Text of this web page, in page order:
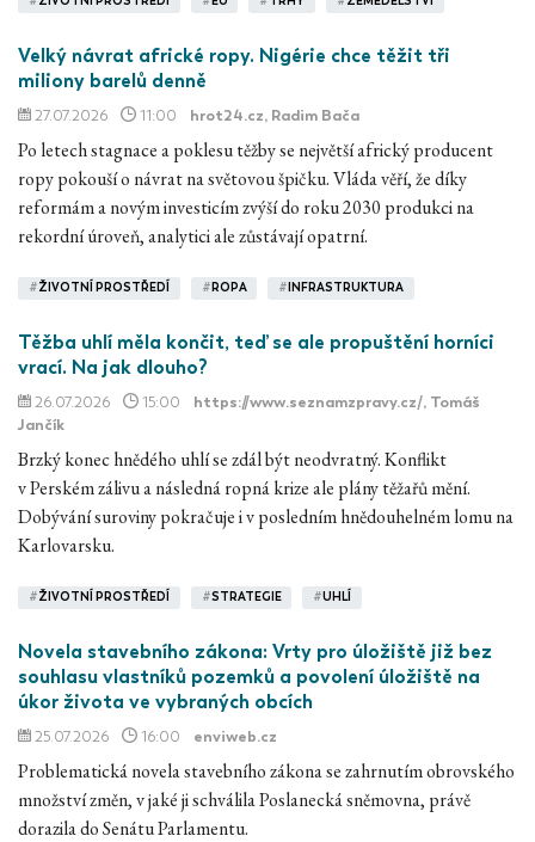
Velký návrat africké ropy. Nigérie chce těžit tři
miliony barelů denně
27.07.2026 11:00 hrot24.cz, Radim Bača
Po letech stagnace a poklesu těžby se největší africký producent
ropy pokouší o návrat na světovou špičku. Vláda věří, že díky
reformám a novým investicím zvýší do roku 2030 produkci na
rekordní úroveň, analytici ale zůstávají opatrní.
#ŽIVOTNÍ PROSTŘEDÍ # ROPA # INFRASTRUKTURA
Těžba uhlí měla končit, teď se ale propuštění horníci
vrací. Na jak dlouho?
26.07.2026 15:00 https://www.seznamzpravy.cz/, Tomáš
Jančík
Brzký konec hnědého uhlí se zdál být neodvratný. Konflikt
v Perském zálivu a následná ropná krize ale plány těžařů mění.
Dobývání suroviny pokračuje i v posledním hnědouhelném lomu na
Karlovarsku.
#ŽIVOTNÍ PROSTŘEDÍ #STRATEGIE #UHLÍ
Novela stavebního zákona: Vrty pro úložiště již bez
souhlasu vlastníků pozemků a povolení úložiště na
úkor života ve vybraných obcích
25.07.2026 16:00 enviweb.cz
Problematická novela stavebního zákona se zahrnutím obrovského
množství změn, v jaké ji schválila Poslanecká sněmovna, právě
dorazila do Senátu Parlamentu.